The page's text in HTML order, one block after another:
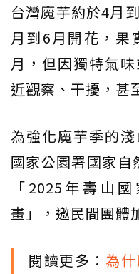
台灣魔芋約於4月
月到6月開花，果
月，但因獨特氣
近觀察、干擾，甚
為強化魔芋季的淺
國家公園署國家自
「2025年壽山
畫」，邀民間團體
閱讀更多： 為